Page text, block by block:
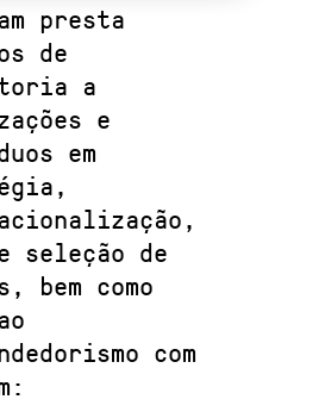
presta
de
a
e
em
seleção de
bem como
com